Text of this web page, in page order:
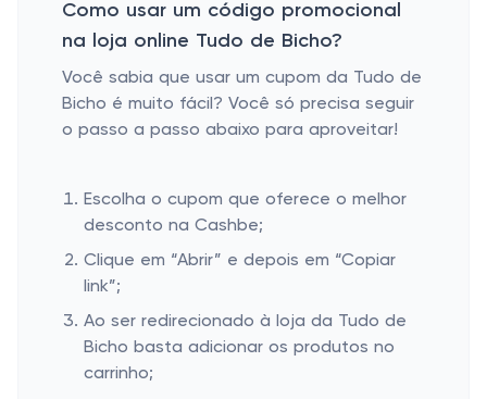
Como usar um código promocional
na loja online Tudo de Bicho?
Você sabia que usar um cupom da Tudo de
Bicho é muito fácil? Você só precisa seguir
o passo a passo abaixo para aproveitar!
Escolha o cupom que oferece o melhor
desconto na Cashbe;
Clique em “Abrir” e depois em “Copiar
link”;
Ao ser redirecionado à loja da Tudo de
Bicho basta adicionar os produtos no
carrinho;